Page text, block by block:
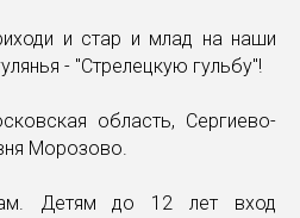
и стар и млад на наши
- "Стрелецкую гульбу"!
область, Сергиево-
Морозово.
Детям до 12 лет вход